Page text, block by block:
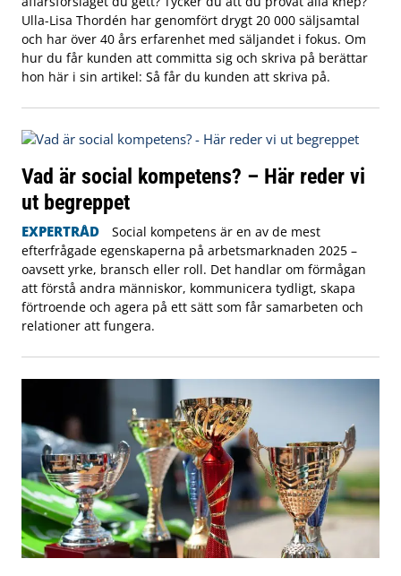
Ulla-Lisa Thordén har genomfört drygt 20 000 säljsamtal
och har över 40 års erfarenhet med säljandet i fokus. Om
hur du får kunden att committa sig och skriva på berättar
hon här i sin artikel: Så får du kunden att skriva på.
Vad är social kompetens? – Här reder vi
ut begreppet
EXPERTRÅD
Social kompetens är en av de mest
efterfrågade egenskaperna på arbetsmarknaden 2025 –
oavsett yrke, bransch eller roll. Det handlar om förmågan
att förstå andra människor, kommunicera tydligt, skapa
förtroende och agera på ett sätt som får samarbeten och
relationer att fungera.